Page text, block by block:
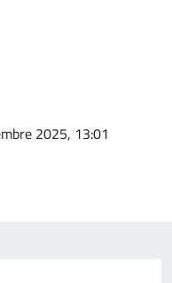
2025, 13:01